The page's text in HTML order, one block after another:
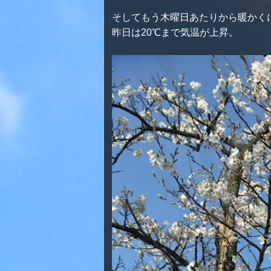
そしてもう木曜日あたりから暖かく
昨日は20℃まで気温が上昇。